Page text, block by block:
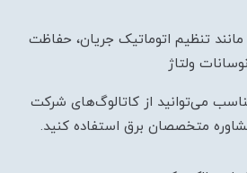
تنظیم اتوماتیک جریان، حفاظت
ولتاژ
می‌توانید از کاتالوگ‌های شرکت
متخصصان برق استفاده کنید.